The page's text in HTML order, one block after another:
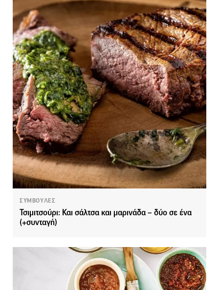
ΣΥΜΒΟΥΛΕΣ
Τσιμιτσούρι: Και σάλτσα και μαρινάδα – δύο σε ένα
(+συνταγή)